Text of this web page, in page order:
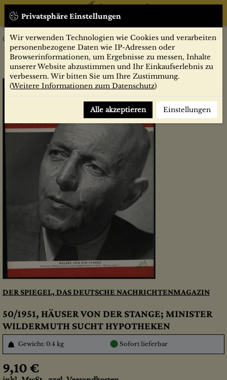
Privatsphäre Einstellungen
Wir verwenden Technologien wie Cookies und verarbeiten
personenbezogene Daten wie IP-Adressen oder
Browserinformationen, um Ergebnisse zu messen, Inhalte
unserer Website abzustimmen und Ihr Einkaufserlebnis zu
verbessern. Wir bitten Sie um Ihre Zustimmung.
(Weitere Informationen zum Datenschutz)
Alle akzeptieren Einstellungen
Zeitschriften Der Spiegel Jahrgang 1951
50/1951, HÄUSER VON DER STANGE; MINISTER
WILDERMUTH SUCHT HYPOTHEKEN
DER SPIEGEL, DAS DEUTSCHE NACHRICHTENMAGAZIN
50/1951, HÄUSER VON DER STANGE; MINISTER
WILDERMUTH SUCHT HYPOTHEKEN
Gewicht: 0.4 kg ● Sofort lieferbar
9,10 €